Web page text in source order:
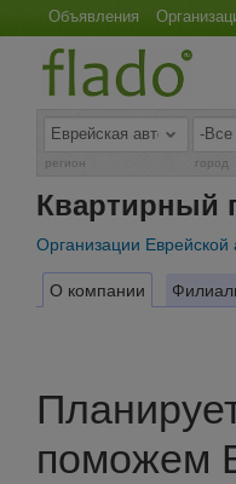
Объявления
регион город
Квартирный
Организации Еврейской
О компании
поможем